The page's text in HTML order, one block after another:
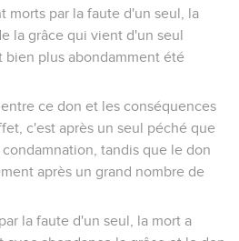
morts par la faute d'un seul, la
la grâce qui vient d'un seul
bien plus abondamment été
ce don et les conséquences
c'est après un seul péché que
tandis que le don
après un grand nombre de
la faute d'un seul, la mort a